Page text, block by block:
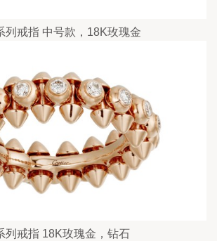
列戒指 中号款，18K玫瑰金
列戒指 18K玫瑰金，钻石